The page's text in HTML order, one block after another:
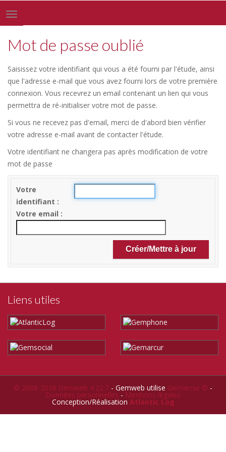
Toggle
navigation
Mot de passe oublié
Saisissez votre identifiant qui vous a été fourni par l'étude, ainsi
que l'adresse e-mail que vous avez fourni lors de votre première
connexion. Vous recevrez un email contenant un lien qui vous
permettra de ré-initialiser votre mot de passe.
Si vous ne recevez pas d'email, merci de d'abord bien vérifier
votre adresse e-mail avant de contacter l'étude.
Votre identifiant ne changera pas après modification de votre
mot de passe
Votre
identifiant
Votre email
Liens utiles
© 2008-2026 Gemweb 4.22.7 - Gemweb utilise Gemarcur © -
Données personnelles - Mentions légales
Conception/Réalisation Atlantic Log